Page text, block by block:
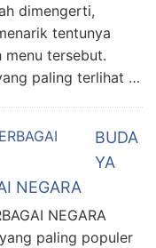
dimengerti,
tentunya
menu tersebut.
paling terlihat …
BUDA
YA
NEGARA
NEGARA
paling populer